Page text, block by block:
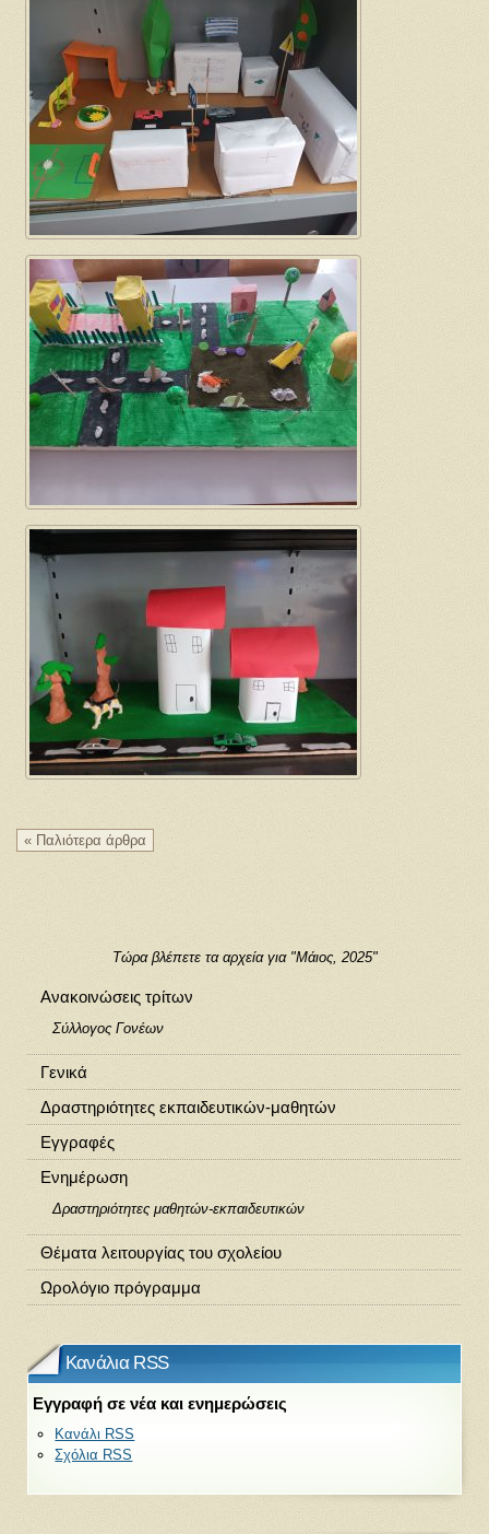
« Παλιότερα άρθρα
Τώρα βλέπετε τα αρχεία για "Μάιος, 2025"
Ανακοινώσεις τρίτων
Σύλλογος Γονέων
Γενικά
Δραστηριότητες εκπαιδευτικών-μαθητών
Εγγραφές
Ενημέρωση
Δραστηριότητες μαθητών-εκπαιδευτικών
Θέματα λειτουργίας του σχολείου
Ωρολόγιο πρόγραμμα
Κανάλια RSS
Εγγραφή σε νέα και ενημερώσεις
Κανάλι RSS
Σχόλια RSS